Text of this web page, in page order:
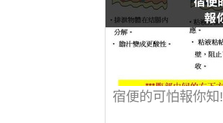
宿便的可怕報你知!